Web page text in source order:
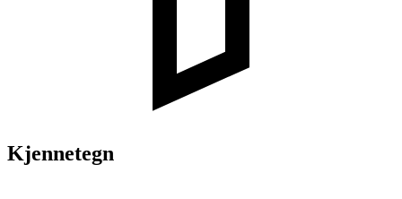
Kjennetegn